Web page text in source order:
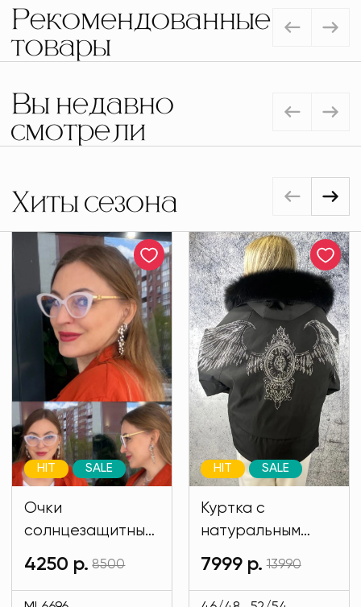
Рекомендованные
товары
Вы недавно
смотрели
Хиты сезона
Очки
солнцезащитные
имиджевые
белого цвета
MODLAV ML6696-
HIT SALE
4250 р. 8500
Куртка с
натуральным
мехом и на
подкладе кролик
черного цвета
HIT SALE
7999 р. 13990